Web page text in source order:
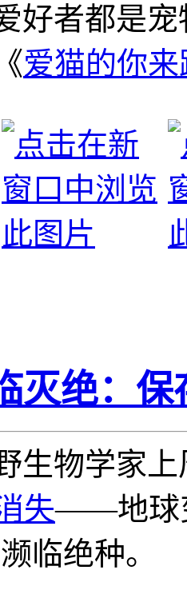
好者都是
爱猫的你
灭绝：
生物学家
失——地球
临绝种。